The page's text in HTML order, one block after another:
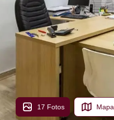
17 Fotos Mapa